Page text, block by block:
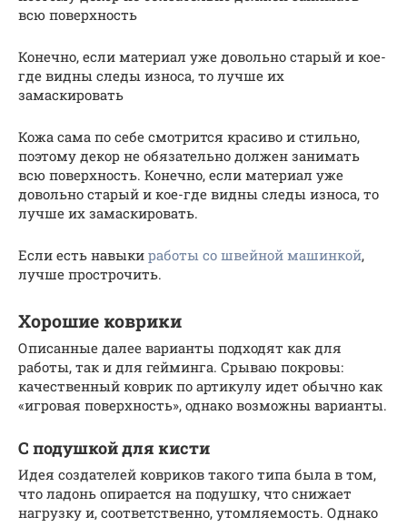
всю поверхность
Конечно, если материал уже довольно старый и кое-
где видны следы износа, то лучше их
замаскировать
Кожа сама по себе смотрится красиво и стильно,
поэтому декор не обязательно должен занимать
всю поверхность. Конечно, если материал уже
довольно старый и кое-где видны следы износа, то
лучше их замаскировать.
Если есть навыки работы со швейной машинкой,
лучше прострочить.
Хорошие коврики
Описанные далее варианты подходят как для
работы, так и для гейминга. Срываю покровы:
качественный коврик по артикулу идет обычно как
«игровая поверхность», однако возможны варианты.
С подушкой для кисти
Идея создателей ковриков такого типа была в том,
что ладонь опирается на подушку, что снижает
нагрузку и, соответственно, утомляемость. Однако